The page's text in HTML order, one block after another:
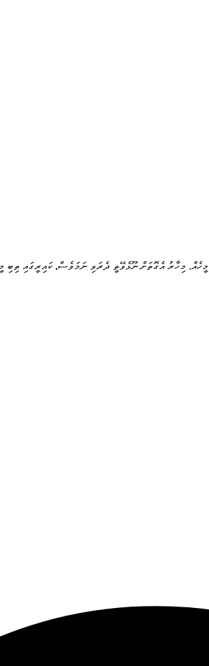
މިހާރު އެގޮތަށް ނޫޅެވޭތީ ދެރަވި ނަމަވެސް، ކައިރީގައި ތިބި